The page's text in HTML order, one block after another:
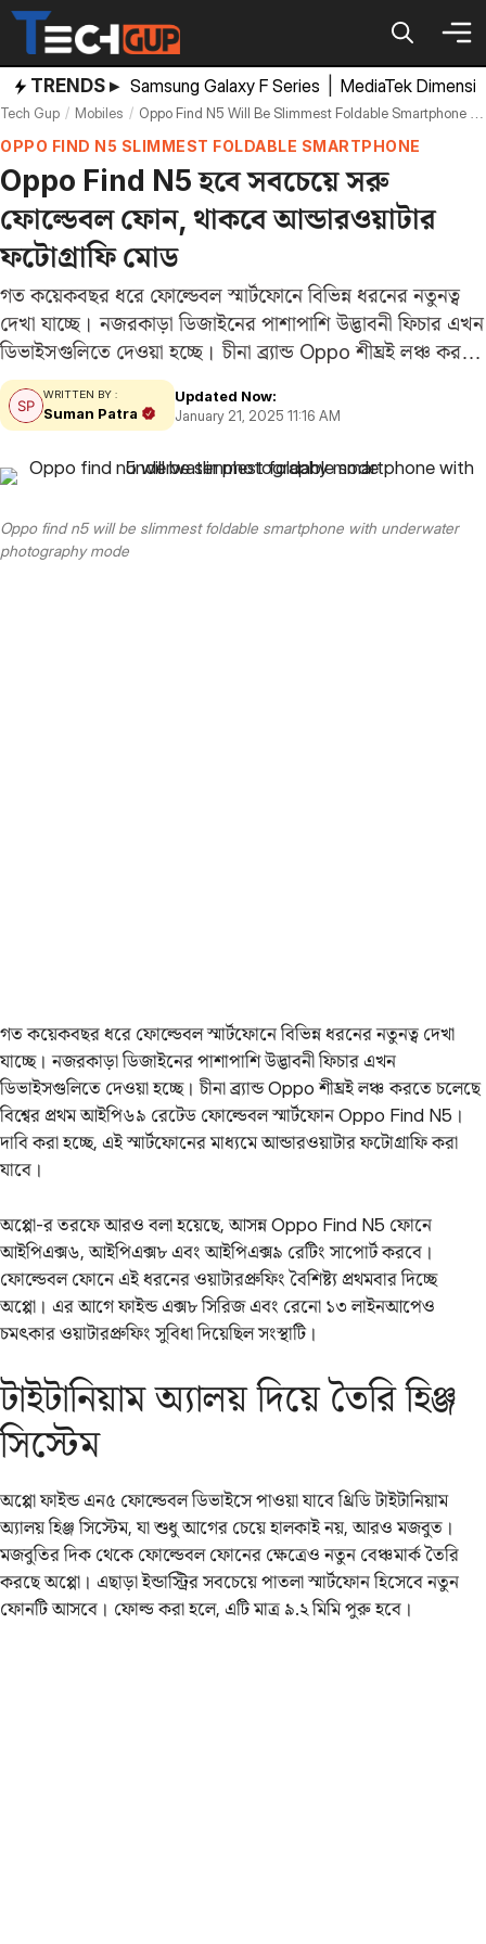
Skip
content
TRENDS ▸ Samsung Galaxy F Series MediaTek
Tech Gup Mobiles Oppo Find N5 Will Be Slimmest Foldable Smartphone With Underwater Photography Mode
OPPO FIND N5 SLIMMEST FOLDABLE SMARTPHONE
Oppo Find N5 হবে সবচেয়ে সরু
ফোল্ডেবল ফোন, থাকবে আন্ডারওয়াটার
ফটোগ্রাফি মোড
গত কয়েকবছর ধরে ফোল্ডেবল স্মার্টফোনে বিভিন্ন ধরনের নতুনত্ব
দেখা যাচ্ছে। নজরকাড়া ডিজাইনের পাশাপাশি উদ্ভাবনী ফিচার এখন
ডিভাইসগুলিতে দেওয়া হচ্ছে। চীনা ব্র্যান্ড Oppo শীঘ্রই লঞ্চ করতে
চলেছে বিশ্বের প্রথম আইপি৬৯ রেটেড ফোল্ডেবল স্মার্টফোন Oppo
Find N5। দাবি করা হচ্ছে, এই স্মার্টফোনের…
WRITTEN BY :
Suman Patra
Updated Now:
January 21, 2025 11:16 AM
Oppo find n5 will be slimmest foldable smartphone with underwater
photography mode
গত কয়েকবছর ধরে ফোল্ডেবল স্মার্টফোনে বিভিন্ন ধরনের নতুনত্ব দেখা
যাচ্ছে। নজরকাড়া ডিজাইনের পাশাপাশি উদ্ভাবনী ফিচার এখন
ডিভাইসগুলিতে দেওয়া হচ্ছে। চীনা ব্র্যান্ড Oppo শীঘ্রই লঞ্চ করতে চলেছে
বিশ্বের প্রথম আইপি৬৯ রেটেড ফোল্ডেবল স্মার্টফোন Oppo Find N5।
দাবি করা হচ্ছে, এই স্মার্টফোনের মাধ্যমে আন্ডারওয়াটার ফটোগ্রাফি করা
যাবে।
অপ্পো-র তরফে আরও বলা হয়েছে, আসন্ন Oppo Find N5 ফোনে
আইপিএক্স৬, আইপিএক্স৮ এবং আইপিএক্স৯ রেটিং সাপোর্ট করবে।
ফোল্ডেবল ফোনে এই ধরনের ওয়াটারপ্রুফিং বৈশিষ্ট্য প্রথমবার দিচ্ছে
অপ্পো। এর আগে ফাইন্ড এক্স৮ সিরিজ এবং রেনো ১৩ লাইনআপেও
চমৎকার ওয়াটারপ্রুফিং সুবিধা দিয়েছিল সংস্থাটি।
টাইটানিয়াম অ্যালয় দিয়ে তৈরি হিঞ্জ
সিস্টেম
অপ্পো ফাইন্ড এন৫ ফোল্ডেবল ডিভাইসে পাওয়া যাবে থ্রিডি টাইটানিয়াম
অ্যালয় হিঞ্জ সিস্টেম, যা শুধু আগের চেয়ে হালকাই নয়, আরও মজবুত।
মজবুতির দিক থেকে ফোল্ডেবল ফোনের ক্ষেত্রেও নতুন বেঞ্চমার্ক তৈরি
করছে অপ্পো। এছাড়া ইন্ডাস্ট্রির সবচেয়ে পাতলা স্মার্টফোন হিসেবে নতুন
ফোনটি আসবে। ফোল্ড করা হলে, এটি মাত্র ৯.২ মিমি পুরু হবে।